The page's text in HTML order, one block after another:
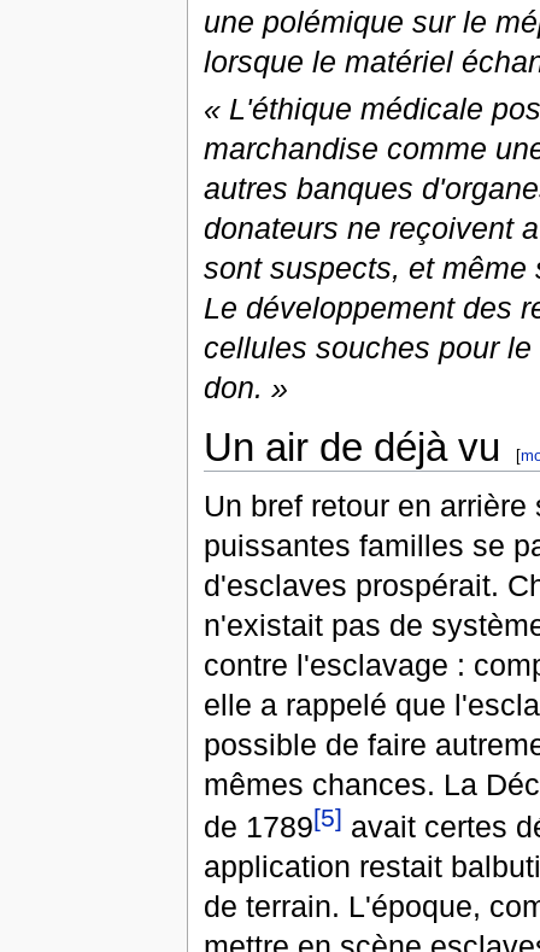
une polémique sur le
lorsque le matériel
« L'éthique médicale
marchandise comme
autres banques
donateurs ne reçoivent
sont suspects, et même
Le développement des
cellules souches pour
don. »
Un air de déjà vu [
Un bref retour en
puissantes familles se
d'esclaves prospérait.
n'existait pas de
contre l'esclavage :
elle a rappelé que
possible de faire
mêmes chances. La
de 1789[5] avait certes
application restait
de terrain. L'époque,